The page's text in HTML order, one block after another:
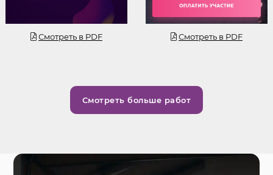
Смотреть в PDF Смотреть в PDF
Смотреть больше работ